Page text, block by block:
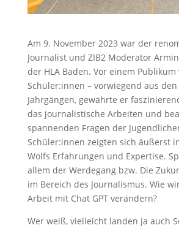
Am 9. November 2023 war der
Journalist und ZIB2 Moderator
der HLA Baden. Vor einem Publikum
Schüler:innen – vorwiegend aus
Jahrgängen, gewährte er
das journalistische Arbeiten und
spannenden Fragen der
Schüler:innen zeigten sich äußerst
Wolfs Erfahrungen und Expertise.
allem der Werdegang bzw. Die
im Bereich des Journalismus. Wie
Arbeit mit Chat GPT verändern?
Wer weiß, vielleicht landen ja auch